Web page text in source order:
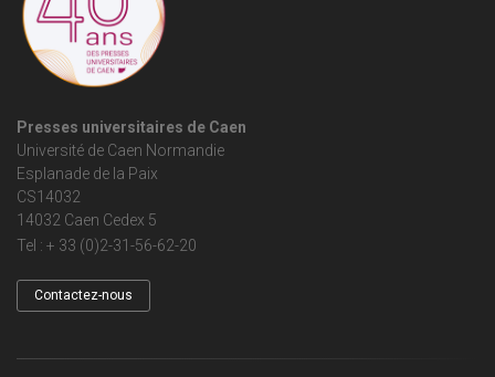
Presses universitaires de Caen
Université de Caen Normandie
Esplanade de la Paix
CS14032
14032 Caen Cedex 5
Tel : + 33 (0)2-31-56-62-20
Contactez-nous